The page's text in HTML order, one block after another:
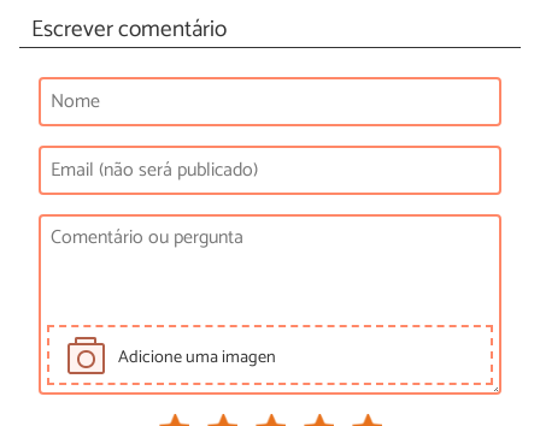
Escrever comentário
Adicione uma imagen